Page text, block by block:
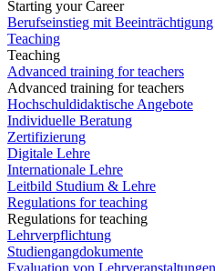
Starting your Career
Berufseinstieg mit Beeinträchtigung
Teaching
Teaching
Advanced training for teachers
Advanced training for teachers
Hochschuldidaktische Angebote
Individuelle Beratung
Zertifizierung
Digitale Lehre
Internationale Lehre
Leitbild Studium & Lehre
Regulations for teaching
Regulations for teaching
Lehrverpflichtung
Studiengangdokumente
Evaluation von Lehrveranstaltungen